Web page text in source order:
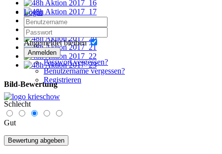
Login
Angemeldet bleiben
Anmelden
Passwort vergessen?
Benutzername vergessen?
Registrieren
Bild-Bewertung
Schlecht
Gut